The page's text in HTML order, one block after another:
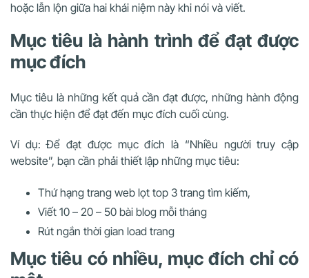
hoặc lẫn lộn giữa hai khái niệm này khi nói và viết.
Mục tiêu là hành trình để đạt được
mục đích
Mục tiêu là những kết quả cần đạt được, những hành động
cần thực hiện để đạt đến mục đích cuối cùng.
Ví dụ: Để đạt được mục đích là “Nhiều người truy cập
website”, bạn cần phải thiết lập những mục tiêu:
Thứ hạng trang web lọt top 3 trang tìm kiếm,
Viết 10 – 20 – 50 bài blog mỗi tháng
Rút ngắn thời gian load trang
Mục tiêu có nhiều, mục đích chỉ có